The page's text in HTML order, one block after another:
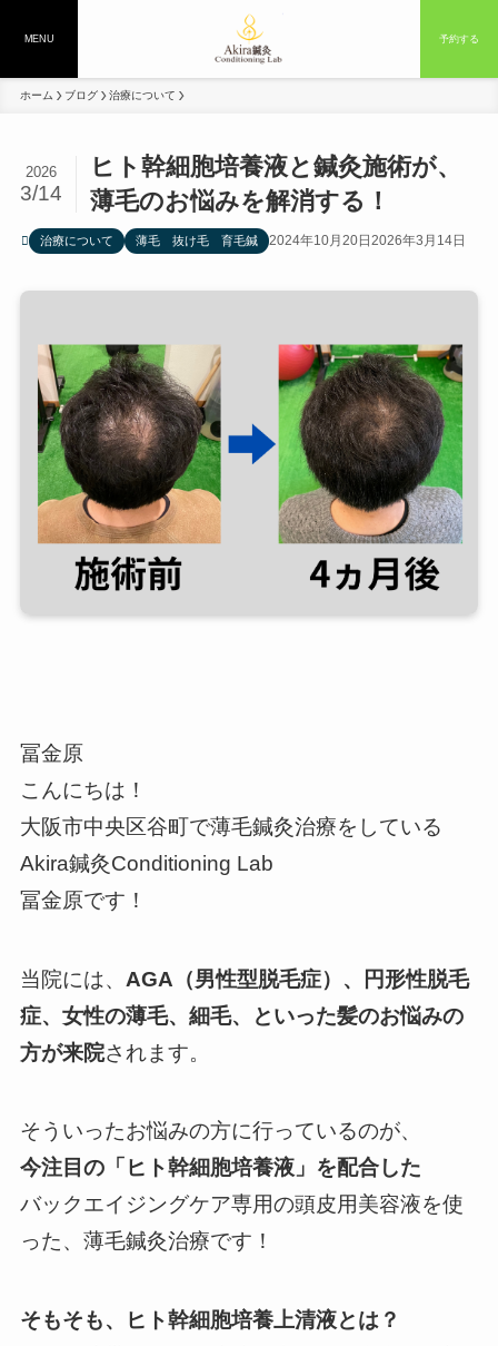
予約する
MENU
ホーム ブログ 治療について
ヒト幹細胞培養液と鍼灸施術が、
薄毛のお悩みを解消する！
2026
3/14
治療について 薄毛 抜け毛 育毛鍼 2024年10月20日 2026年3月14日
冨金原
こんにちは！
大阪市中央区谷町で薄毛鍼灸治療をしている
Akira鍼灸Conditioning Lab
冨金原です！
当院には、 AGA（男性型脱毛症）、円形性脱毛
症、女性の薄毛、細毛、といった髪のお悩みの
方が来院されます。
そういったお悩みの方に行っているのが、
今注目の「ヒト幹細胞培養液」を配合した
バックエイジングケア専用の頭皮用美容液を使
った、薄毛鍼灸治療です！
そもそも、ヒト幹細胞培養上清液とは？